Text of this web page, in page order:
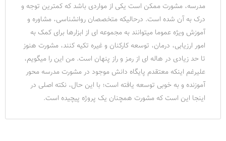
مدرسه، مشورت ممکن است یکی از مواردی باشد که کمترین توجه و
درک به آن شده است. درحالیکه متخصصان روانشناسی، مشاوره و
آموزش ویژه عموما میتوانند به مجموعه ای از ابزارها برای کمک به
امور ارزیابی، درمان، توسعه کارکنان و غیره تکیه کنند، مشورت هنوز
تا حد زیادی در هاله ای از رمز و راز پنهان است. من این را میگویم،
علیرغم اینکه معتقدم پایگاه دانش موجود در مشورت مدرسه محور
آموزنده و به خوبی توسعه یافته است؛ با این حال، نکته اصلی در
اینجا این است که مشورت همچنان یک پروژه پیچیده است.